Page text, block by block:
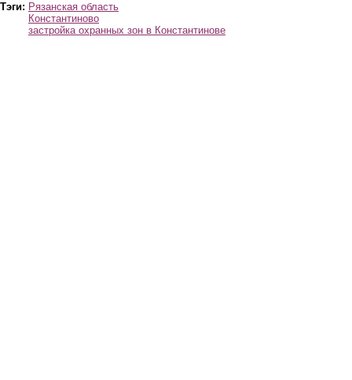
Тэги: Рязанская область
Константиново
застройка охранных зон в Константинове